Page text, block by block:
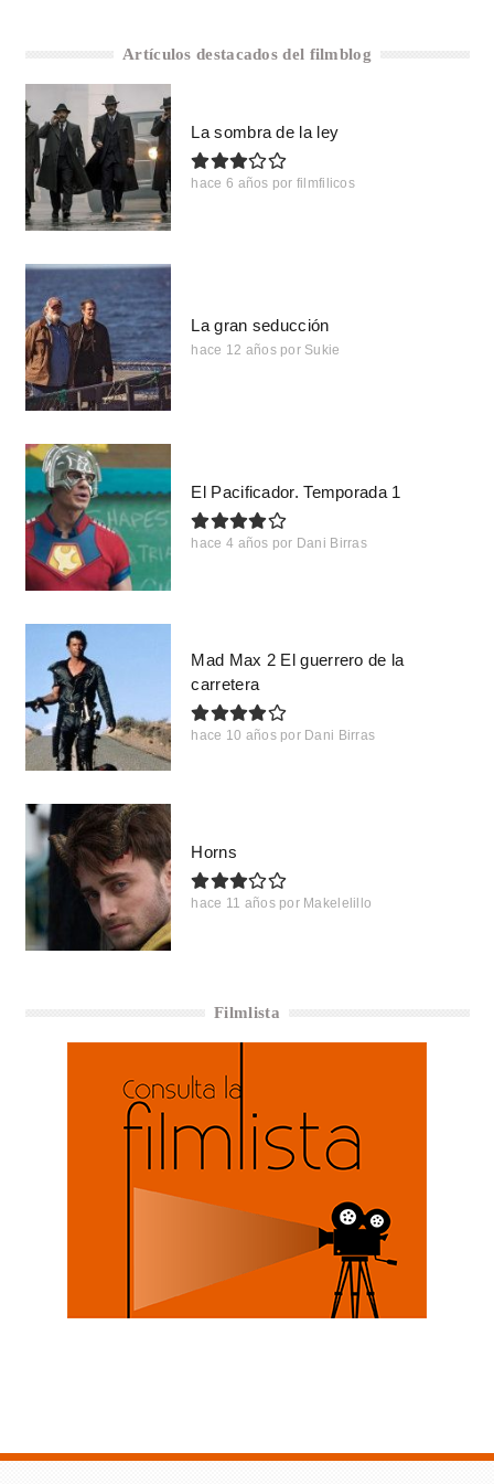
Artículos destacados del filmblog
La sombra de la ley
hace 6 años por filmfilicos
La gran seducción
hace 12 años por Sukie
El Pacificador. Temporada 1
hace 4 años por Dani Birras
Mad Max 2 El guerrero de la
carretera
hace 10 años por Dani Birras
Horns
hace 11 años por Makelelillo
Filmlista